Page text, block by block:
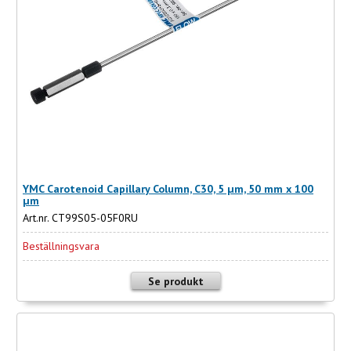
YMC Carotenoid Capillary Column, C30, 5 µm, 50 mm x 100
µm
Art.nr. CT99S05-05F0RU
Beställningsvara
Se produkt